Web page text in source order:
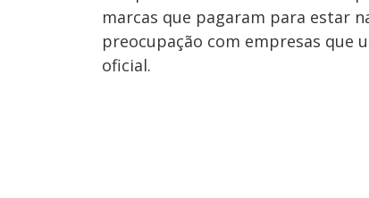
marcas que pagaram para estar
preocupação com empresas que
oficial.